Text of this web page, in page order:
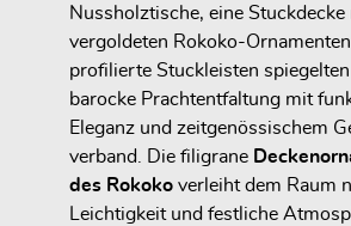
Nussholztische, eine Stuckdecke
vergoldeten Rokoko-Ornamenten
profilierte Stuckleisten
barocke Prachtentfaltung mit
Eleganz und zeitgenössischem
verband. Die filigrane
des Rokoko verleiht dem Raum
Leichtigkeit und festliche